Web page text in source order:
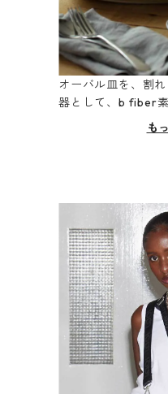
オーバル皿を、割
器として、b fiber素
も